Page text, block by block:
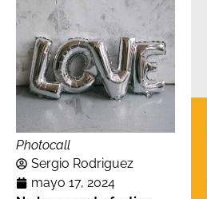
Photocall
Sergio Rodriguez
mayo 17, 2024